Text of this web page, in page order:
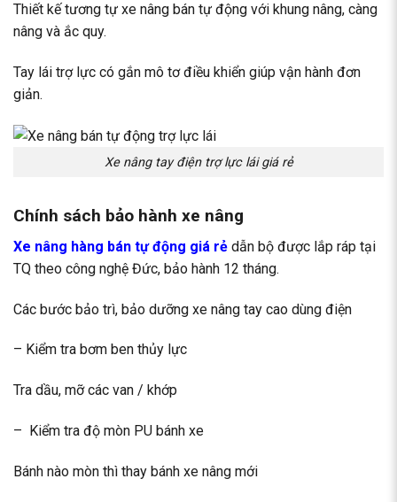
Thiết kế tương tự xe nâng bán tự động với khung nâng, càng
nâng và ắc quy.
Tay lái trợ lực có gắn mô tơ điều khiển giúp vận hành đơn
giản.
Xe nâng tay điện trợ lực lái giá rẻ
Chính sách bảo hành xe nâng
Xe nâng hàng bán tự động giá rẻ dẫn bộ được lắp ráp tại
TQ theo công nghệ Đức, bảo hành 12 tháng.
Các bước bảo trì, bảo dưỡng xe nâng tay cao dùng điện
– Kiểm tra bơm ben thủy lực
Tra dầu, mỡ các van / khớp
– Kiểm tra độ mòn PU bánh xe
Bánh nào mòn thì thay bánh xe nâng mới